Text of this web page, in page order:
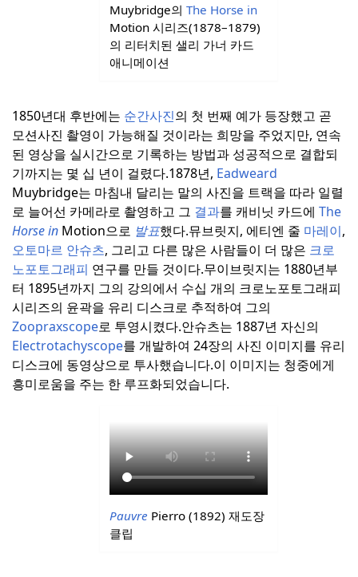
Muybridge의 The Horse in
Motion 시리즈(1878–1879)
의 리터치된 샐리 가너 카드
애니메이션
1850년대 후반에는 순간사진의 첫 번째 예가 등장했고 곧
모션사진 촬영이 가능해질 것이라는 희망을 주었지만, 연속
된 영상을 실시간으로 기록하는 방법과 성공적으로 결합되
기까지는 몇 십 년이 걸렸다.1878년, Eadweard
Muybridge는 마침내 달리는 말의 사진을 트랙을 따라 일렬
로 늘어선 카메라로 촬영하고 그 결과를 캐비닛 카드에 The
Horse in Motion으로 발표했다.뮤브릿지, 에티엔 줄 마레이,
오토마르 안슈츠, 그리고 다른 많은 사람들이 더 많은 크로
노포토그래피 연구를 만들 것이다.무이브릿지는 1880년부
터 1895년까지 그의 강의에서 수십 개의 크로노포토그래피
시리즈의 윤곽을 유리 디스크로 추적하여 그의
Zoopraxscope로 투영시켰다.안슈츠는 1887년 자신의
Electrotachyscope를 개발하여 24장의 사진 이미지를 유리
디스크에 동영상으로 투사했습니다.이 이미지는 청중에게
흥미로움을 주는 한 루프화되었습니다.
Pauvre Pierro (1892) 재도장
클립